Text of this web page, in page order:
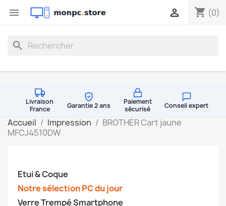
 shopping_cart (0)

search
Livraison
France
Garantie 2 ans
Paiement
sécurisé
Conseil expert
Accueil Impression
BROTHER Cart jaune
MFCJ4510DW
Etui & Coque
Notre sélection PC du jour
Verre Trempé Smartphone